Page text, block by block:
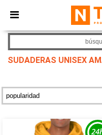
× App de Ntextil
¡Mejores precios en
SUDADERAS UNISEX